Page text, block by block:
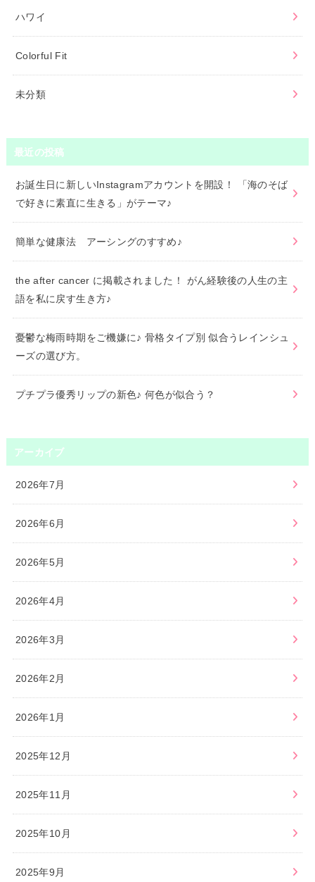
ハワイ
Colorful Fit
未分類
最近の投稿
お誕生日に新しいInstagramアカウントを開設！ 「海のそば
で好きに素直に生きる」がテーマ♪
簡単な健康法 アーシングのすすめ♪
the after cancer に掲載されました！ がん経験後の人生の主
語を私に戻す生き方♪
憂鬱な梅雨時期をご機嫌に♪ 骨格タイプ別 似合うレインシュ
ーズの選び方。
プチプラ優秀リップの新色♪ 何色が似合う？
アーカイブ
2026年7月
2026年6月
2026年5月
2026年4月
2026年3月
2026年2月
2026年1月
2025年12月
2025年11月
2025年10月
2025年9月